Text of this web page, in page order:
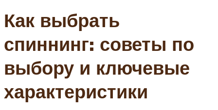
Как выбрать
спиннинг: советы по
выбору и ключевые
характеристики